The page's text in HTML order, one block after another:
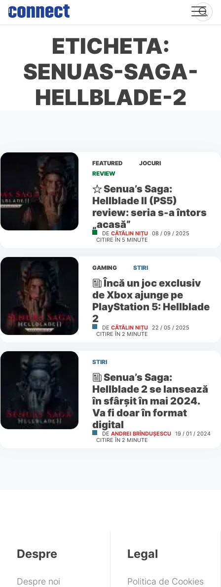
Skip
content
ETICHETA:
SENUAS-SAGA-
HELLBLADE-2
FEATURED
JOCURI
REVIEW
Senua’s Saga:
Hellblade II (PS5)
review: seria s-a întors
„acasă”
DE CĂTĂLIN NIȚU 08 / 09 / 2025
CITIRE ÎN 5 MINUTE
GAMING STIRI
Încă un joc exclusiv
de Xbox ajunge pe
PlayStation 5: Hellblade
2
DE CĂTĂLIN NIȚU 22 / 05 / 2025
CITIRE ÎN 2 MINUTE
STIRI
Senua’s Saga:
Hellblade 2 se lansează
în sfârșit în mai 2024.
Va fi doar în format
digital
DE ANDREI BRÎNDUȘESCU 19 / 01 / 2024
CITIRE ÎN 2 MINUTE
Despre
Despre noi
Legal
Politica de Cookies